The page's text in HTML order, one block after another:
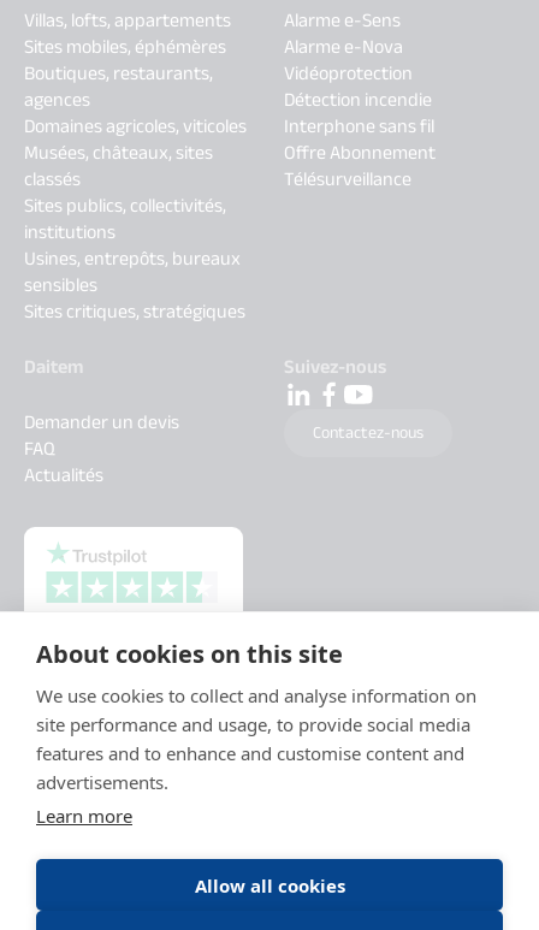
About cookies on this site
We use cookies to collect and analyse information on
site performance and usage, to provide social media
features and to enhance and customise content and
advertisements.
Learn more
Allow all cookies
Villas, lofts, appartements
Sites mobiles, éphémères
Boutiques, restaurants,
agences
Domaines agricoles, viticoles
Musées, châteaux, sites
classés
Sites publics, collectivités,
institutions
Usines, entrepôts, bureaux
sensibles
Sites critiques, stratégiques
Alarme e-Sens
Alarme e-Nova
Vidéoprotection
Détection incendie
Interphone sans fil
Offre Abonnement
Télésurveillance
Daitem
Demander un devis
FAQ
Actualités
Suivez-nous
Contactez-nous